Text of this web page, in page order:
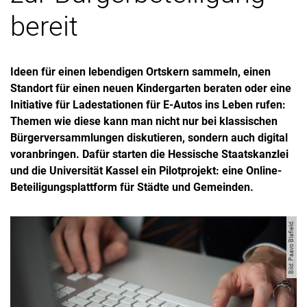
bereit
Ideen für einen lebendigen Ortskern sammeln, einen
Standort für einen neuen Kindergarten beraten oder eine
Initiative für Ladestationen für E-Autos ins Leben rufen:
Themen wie diese kann man nicht nur bei klassischen
Bürgerversammlungen diskutieren, sondern auch digital
voranbringen. Dafür starten die Hessische Staatskanzlei
und die Universität Kassel ein Pilotprojekt: eine Online-
Beteiligungsplattform für Städte und Gemeinden.
Bild: Paavo Blafield.